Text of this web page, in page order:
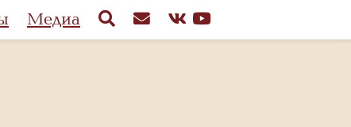
Медиа